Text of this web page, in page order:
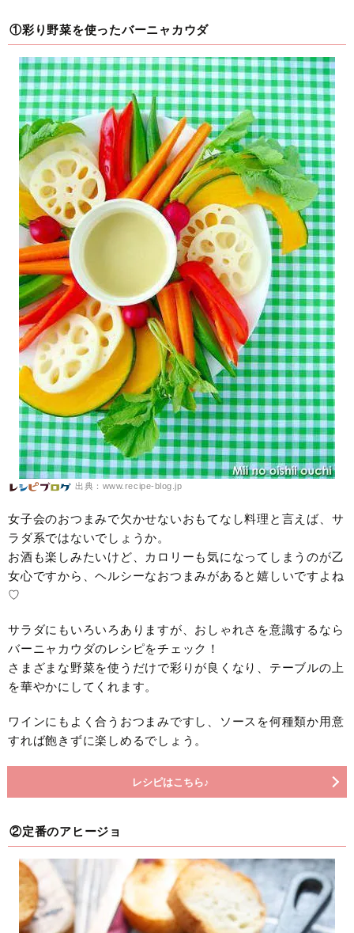
①彩り野菜を使ったバーニャカウダ
出典：www.recipe-blog.jp
女子会のおつまみで欠かせないおもてなし料理と言えば、サ
ラダ系ではないでしょうか。
お酒も楽しみたいけど、カロリーも気になってしまうのが乙
女心ですから、ヘルシーなおつまみがあると嬉しいですよね
♡
サラダにもいろいろありますが、おしゃれさを意識するなら
バーニャカウダのレシピをチェック！
さまざまな野菜を使うだけで彩りが良くなり、テーブルの上
を華やかにしてくれます。
ワインにもよく合うおつまみですし、ソースを何種類か用意
すれば飽きずに楽しめるでしょう。
レシピはこちら♪
②定番のアヒージョ